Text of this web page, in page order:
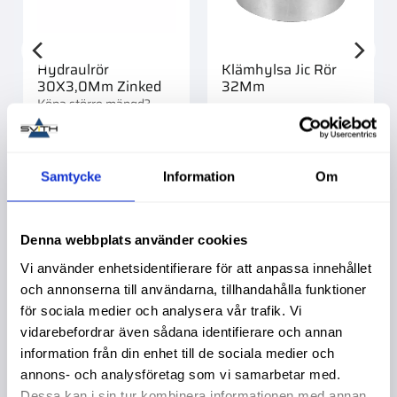
Samtycke Information Om
Denna webbplats använder cookies
Vi använder enhetsidentifierare för att anpassa innehållet
och annonserna till användarna, tillhandahålla funktioner
för sociala medier och analysera vår trafik. Vi
vidarebefordrar även sådana identifierare och annan
information från din enhet till de sociala medier och
annons- och analysföretag som vi samarbetar med.
Hydraulrör
30X3,0Mm Zinked
Köpa större mängd?
Förpackad om 6 st.
Klämhylsa Jic Rör
32Mm
Liknande produkter